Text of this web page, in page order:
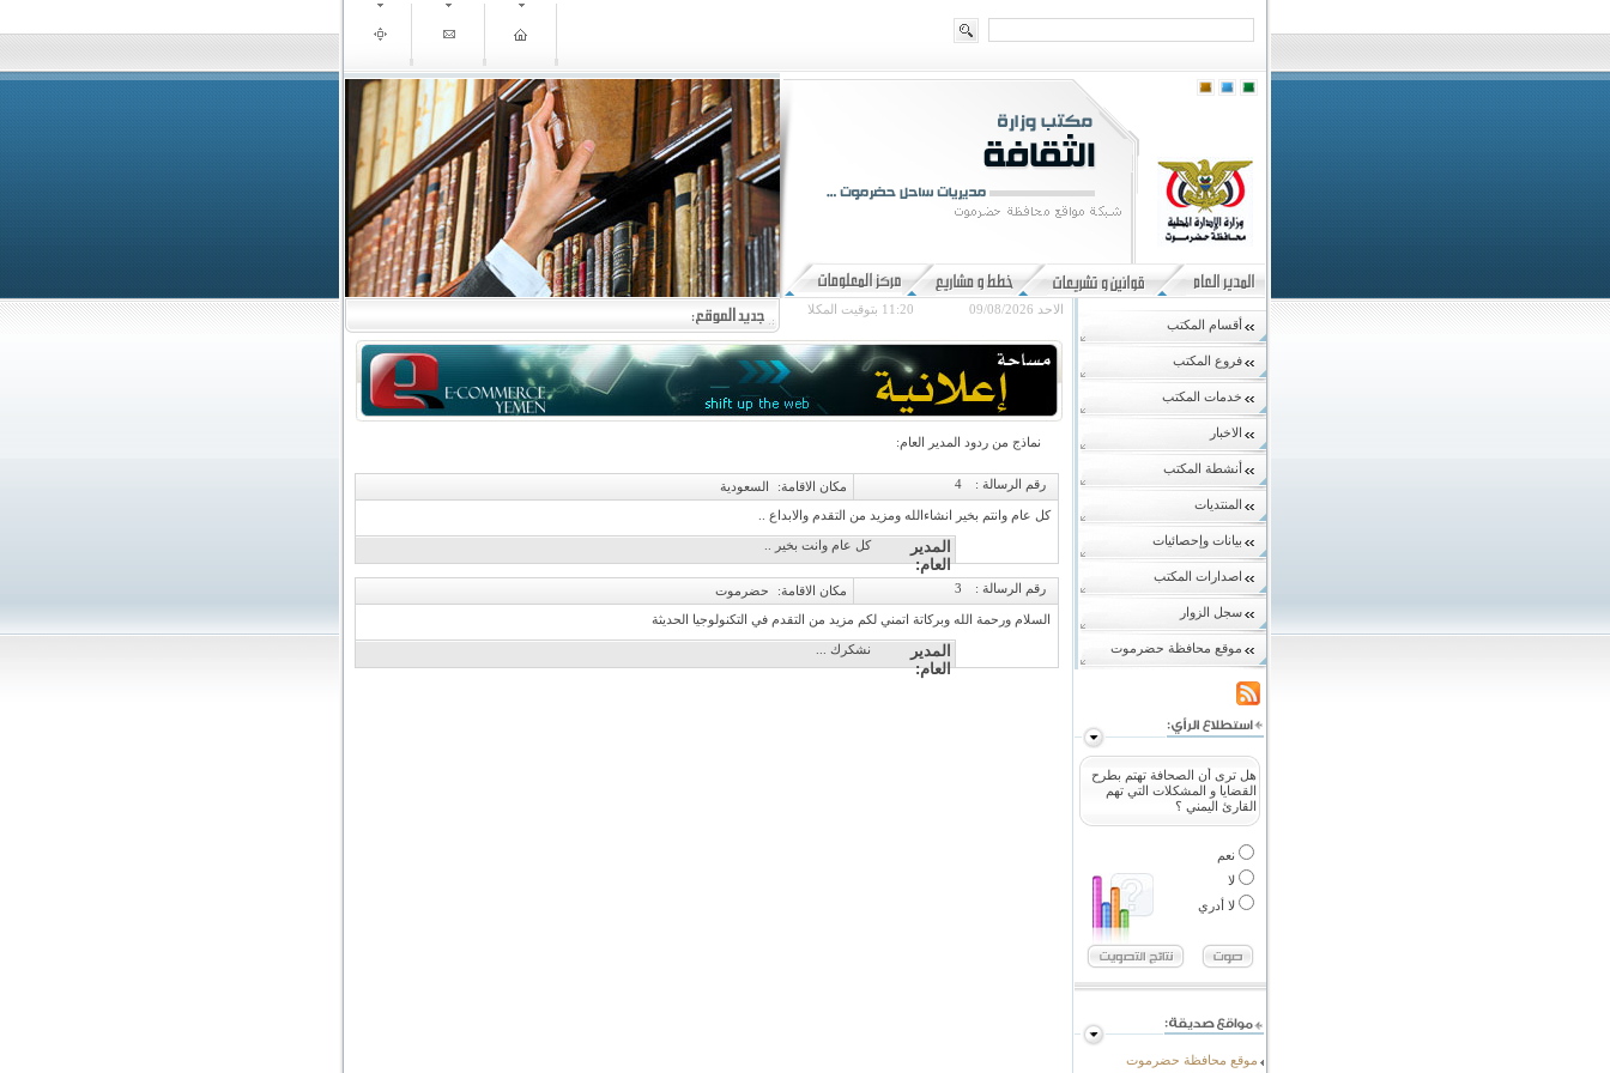
الاحد 09/08/2026 11:20 بتوقيت المكلا
أقسام المكتب
فروع المكتب
خدمات المكتب
الاخبار
أنشطة المكتب
المنتديات
بيانات وإحصائيات
اصدارات المكتب
سجل الزوار
موقع محافظة حضرموت
هل ترى أن الصحافة تهتم بطرح
القضايا و المشكلات التي تهم
القارئ اليمني ؟
نعم
لا
لا أدري
موقع محافظة حضرموت
نماذج من ردود المدير العام:
رقم الرسالة : 4 مكان الاقامة:
السعودية
كل عام وانتم بخير انشاءالله ومزيد من التقدم والابداع ..
المدير
العام:
كل عام وانت بخير ..
رقم الرسالة : 3 مكان الاقامة:
حضرموت
السلام ورحمة الله وبركاتة اتمني لكم مزيد من التقدم في التكنولوجيا الحديثة
المدير
العام:
نشكرك ...